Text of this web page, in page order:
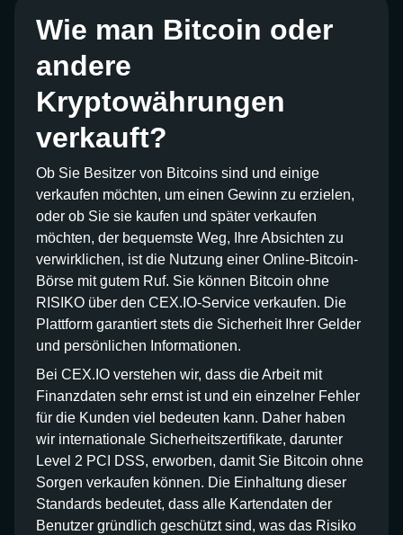
Wie man Bitcoin oder
andere
Kryptowährungen
verkauft?
Ob Sie Besitzer von Bitcoins sind und einige
verkaufen möchten, um einen Gewinn zu erzielen,
oder ob Sie sie kaufen und später verkaufen
möchten, der bequemste Weg, Ihre Absichten zu
verwirklichen, ist die Nutzung einer Online-Bitcoin-
Börse mit gutem Ruf. Sie können Bitcoin ohne
RISIKO über den CEX.IO-Service verkaufen. Die
Plattform garantiert stets die Sicherheit Ihrer Gelder
und persönlichen Informationen.
Bei CEX.IO verstehen wir, dass die Arbeit mit
Finanzdaten sehr ernst ist und ein einzelner Fehler
für die Kunden viel bedeuten kann. Daher haben
wir internationale Sicherheitszertifikate, darunter
Level 2 PCI DSS, erworben, damit Sie Bitcoin ohne
Sorgen verkaufen können. Die Einhaltung dieser
Standards bedeutet, dass alle Kartendaten der
Benutzer gründlich geschützt sind, was das Risiko